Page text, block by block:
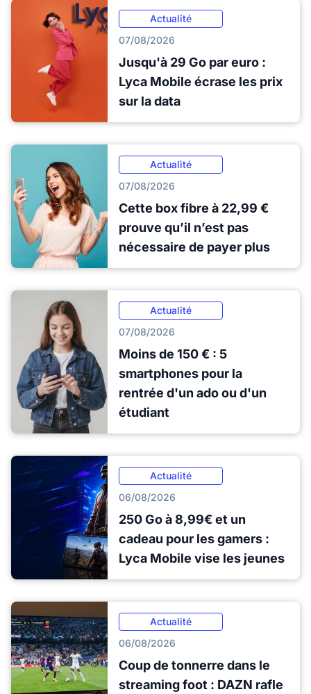
Actualité
07/08/2026
Jusqu'à 29 Go par euro :
Lyca Mobile écrase les prix
sur la data
Actualité
07/08/2026
Cette box fibre à 22,99 €
prouve qu’il n’est pas
nécessaire de payer plus
Actualité
07/08/2026
Moins de 150 € : 5
smartphones pour la
rentrée d'un ado ou d'un
étudiant
Actualité
06/08/2026
250 Go à 8,99€ et un
cadeau pour les gamers :
Lyca Mobile vise les jeunes
Actualité
06/08/2026
Coup de tonnerre dans le
streaming foot : DAZN rafle